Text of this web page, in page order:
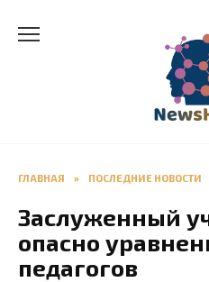
ГЛАВНАЯ » ПОСЛЕДНИЕ НОВОСТИ
Заслуженный
опасно
педагогов